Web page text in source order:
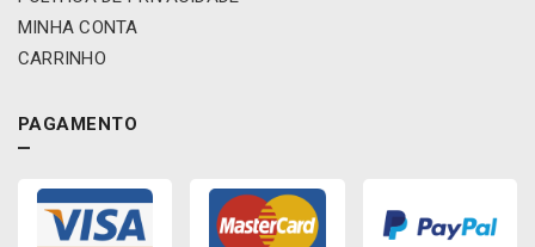
MINHA CONTA
CARRINHO
PAGAMENTO